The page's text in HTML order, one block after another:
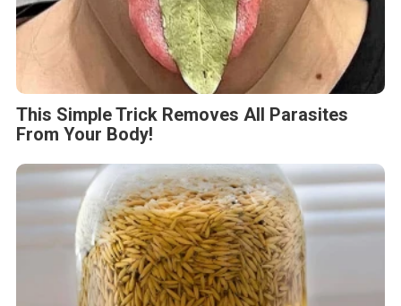
This Simple Trick Removes All Parasites
From Your Body!